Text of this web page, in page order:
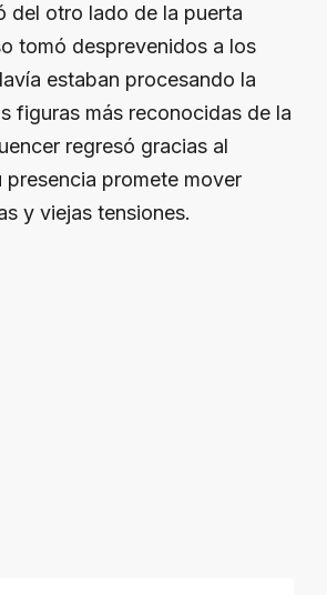
del otro lado de la puerta
tomó desprevenidos a los
estaban procesando la
figuras más reconocidas de la
regresó gracias al
promete mover
y viejas tensiones.